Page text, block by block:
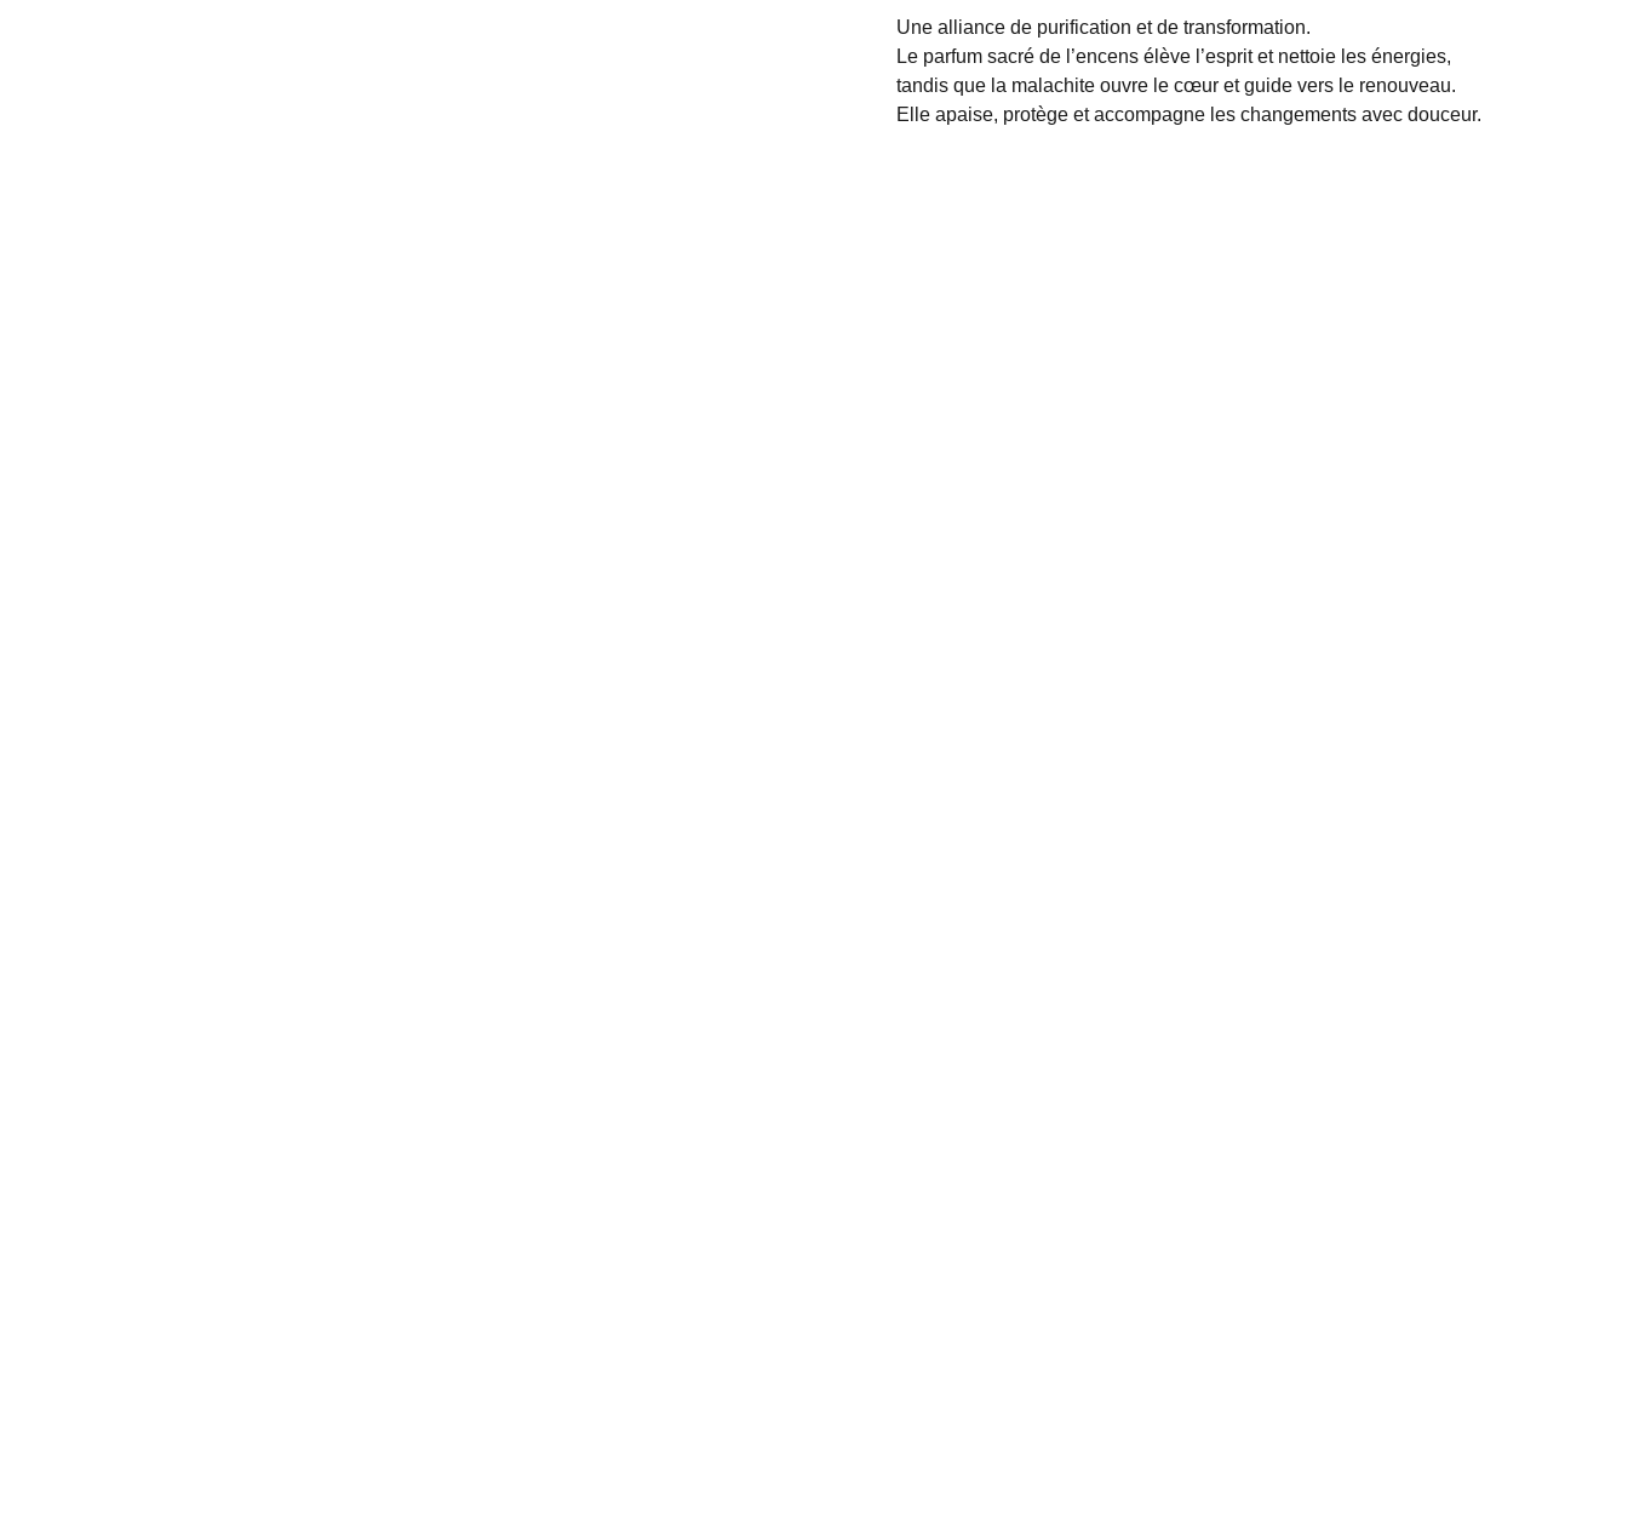
Une alliance de purification et de transformation.
Le parfum sacré de l’encens élève l’esprit et nettoie les énergies,
tandis que la malachite ouvre le cœur et guide vers le renouveau.
Elle apaise, protège et accompagne les changements avec douceur.